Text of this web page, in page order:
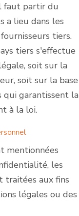
faut partir du
a lieu dans les
tiers.
tiers s'effectue
soit sur la
soit sur la base
qui garantissent la
à la loi.
mentionnées
les
traitées aux fins
légales ou des